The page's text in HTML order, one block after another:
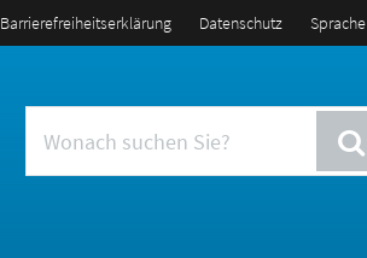
Sprache
Barrierefreiheitserklärung Datenschutz